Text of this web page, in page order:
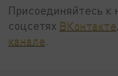
Присоединяйтесь к
соцсетях ВКонтакте,
канале